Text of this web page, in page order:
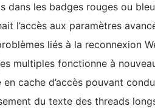
dans les badges rouges ou
l’accès aux paramètres
liés à la reconnexion
multiples fonctionne à
en cache d’accès pouvant
du texte des threads